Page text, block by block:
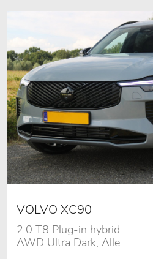
VOLVO XC90
2.0 T8 Plug-in hybrid
AWD Ultra Dark, Alle